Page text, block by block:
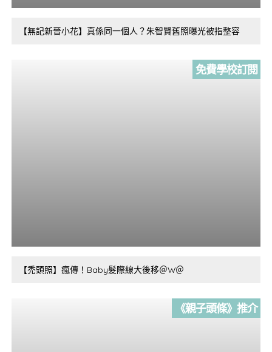
【無記新晉小花】真係同一個人？朱智賢舊照曝光被指整容
免費學校訂閱
【禿頭照】瘋傳！Baby髮際線大後移＠W＠
《親子頭條》推介